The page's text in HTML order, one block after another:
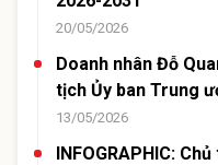
20/05/2026
Doanh nhân Đỗ
tịch Ủy ban Trung
13/05/2026
INFOGRAPHIC: